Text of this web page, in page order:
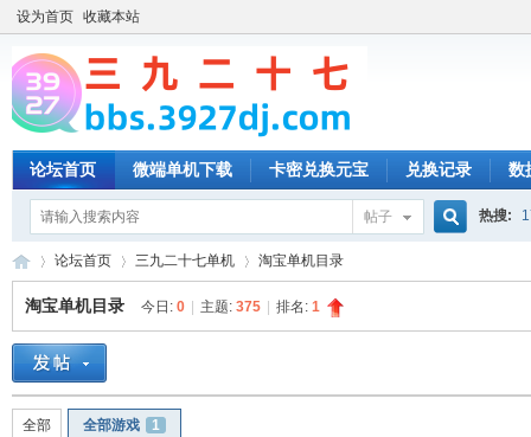
设为首页 收藏本站
论坛首页 微端单机下载 卡密兑换元宝 兑换记录 数
帖子 热搜:
»
论坛首页 三九二十七单机 淘宝单机目录
淘宝单机目录 今日: 0 主题: 375 排名: 1
全部 全部游戏 1